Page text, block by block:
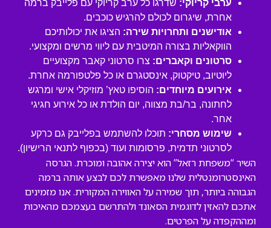
ערבי קריוקי: שדרגו כל ערב קריוקי עם פלייבק ברמה
אחרת, שיגרום לכולם להרגיש כוכבים.
אודישנים ותחרויות שירה: הציגו את יכולותיכם
הווקאליות בצורה המיטבית עם ליווי מרשים ומקצועי.
סרטונים וקאברים: צרו סרטוני קאבר מקצועיים
ליוטיוב, טיקטוק, אינסטגרם או כל פלטפורמה אחרת.
אירועים מיוחדים: הוסיפו טאץ’ מוזיקלי אישי ומרגש
לחתונה, בר/בת מצווה, יום הולדת או כל אירוע חגיגי
אחר.
שימוש מסחרי: תוכלו להשתמש בפלייבק גם כרקע
לסרטוני תדמית, פרסומות ועוד (בכפוף לתנאי הרישיון).
השיר “משפחת רזאל” הוא יצירה אהובה ומוכרת. הגרסה
האינסטרומנטלית שלנו מאפשרת לכם לבצע אותה ברמה
הגבוהה ביותר, תוך שמירה על האווירה המקורית. אנו מזמינים
אתכם להאזין לדוגמית הסאונד ולהתרשם בעצמכם מהאיכות
ומההקפדה על הפרטים.